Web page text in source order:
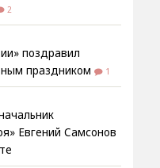
2
поздравил
праздником
1
Евгений Самсонов